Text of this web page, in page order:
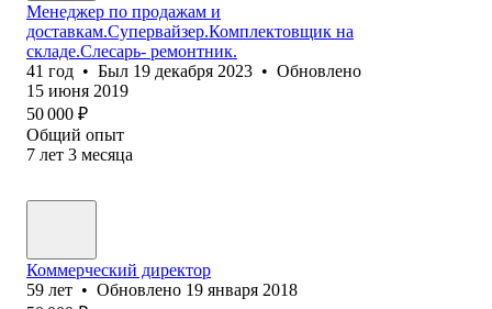
Менеджер по продажам и
доставкам.Супервайзер.Комплектовщик на
складе.Слесарь- ремонтник.
41 год • Был 19 декабря 2023 • Обновлено
15 июня 2019
50 000 ₽
Общий опыт
7 лет 3 месяца
Коммерческий директор
59 лет • Обновлено 19 января 2018